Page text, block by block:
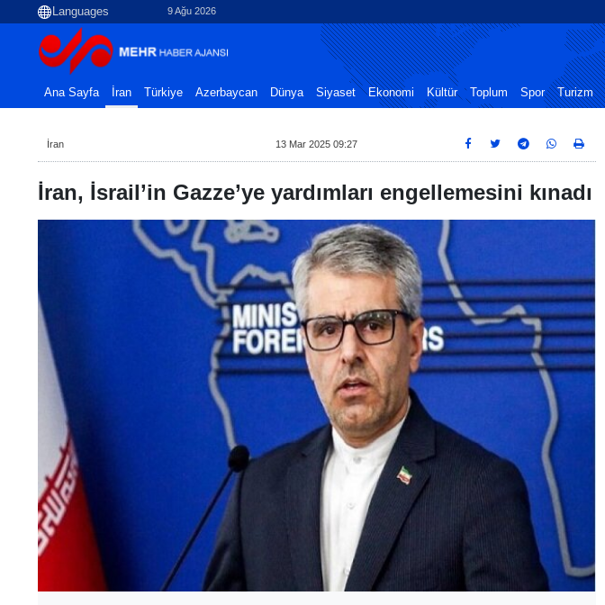
9 Ağu 2026
Ana Sayfa İran Türkiye Azerbaycan Dünya Siyaset Ekonomi Kültür Toplum Spor Turizm
İran 13 Mar 2025 09:27
İran, İsrail’in Gazze’ye yardımları engellemesini kınadı